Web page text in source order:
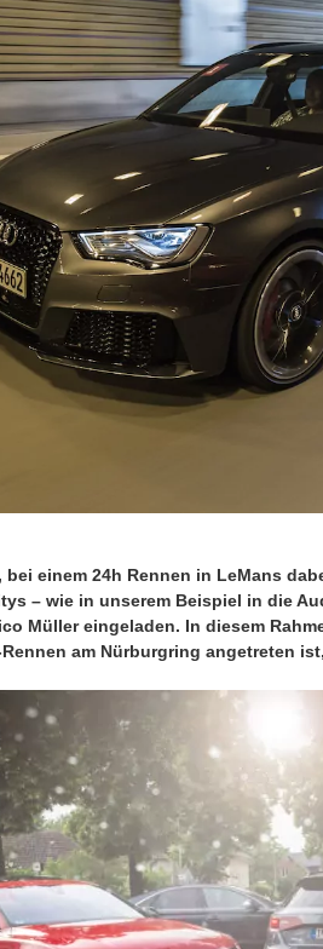
einem 24h Rennen in LeMans
– wie in unserem Beispiel in die
Müller eingeladen. In diesem
am Nürburgring angetreten